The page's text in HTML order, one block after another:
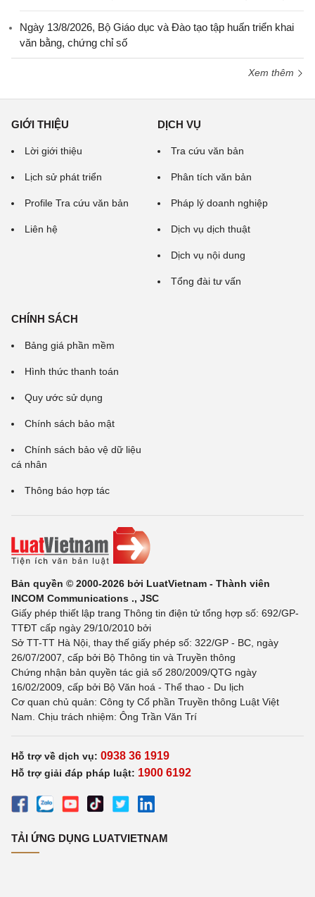
Ngày 13/8/2026, Bộ Giáo dục và Đào tạo tập huấn triển khai
văn bằng, chứng chỉ số
Xem thêm
GIỚI THIỆU
Lời giới thiệu
Lịch sử phát triển
Profile Tra cứu văn bản
Liên hệ
DỊCH VỤ
Tra cứu văn bản
Phân tích văn bản
Pháp lý doanh nghiệp
Dịch vụ dịch thuật
Dịch vụ nội dung
Tổng đài tư vấn
CHÍNH SÁCH
Bảng giá phần mềm
Hình thức thanh toán
Quy ước sử dụng
Chính sách bảo mật
Chính sách bảo vệ dữ liệu
cá nhân
Thông báo hợp tác
Bản quyền © 2000-2026 bởi LuatVietnam - Thành viên
INCOM Communications ., JSC
Giấy phép thiết lập trang Thông tin điện tử tổng hợp số: 692/GP-
TTĐT cấp ngày 29/10/2010 bởi
Sở TT-TT Hà Nội, thay thế giấy phép số: 322/GP - BC, ngày
26/07/2007, cấp bởi Bộ Thông tin và Truyền thông
Chứng nhận bản quyền tác giả số 280/2009/QTG ngày
16/02/2009, cấp bởi Bộ Văn hoá - Thể thao - Du lịch
Cơ quan chủ quản: Công ty Cổ phần Truyền thông Luật Việt
Nam. Chịu trách nhiệm: Ông Trần Văn Trí
Hỗ trợ về dịch vụ: 0938 36 1919
Hỗ trợ giải đáp pháp luật: 1900 6192
TẢI ỨNG DỤNG LUATVIETNAM